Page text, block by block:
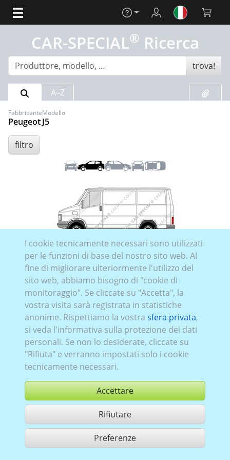
Aiuto Login Carrello
CAR-SPECIAL® Ricerca
trova!
Risultato della ricerca
A–Z
Fabbricante
Peugeot
Modello
J5
filtro
Anteriore
SinistraDestraPosteriore
Tetto
Peug_041:1982–1994,1, porte posteriori a battenti
Vetrata Sinistra lamierato, Destralamierato
Posteriorevetrato
comprare
condividi 1 risultati di ricerca
I cookie tecnicamente necessari sono utilizzati
per le funzioni di base del nostro sito web. Al
fine di migliorare ulteriormente l'utilizzo del
sito web, abbiamo bisogno di "cookie di
monitoraggio". Se cliccate su "Accetta", la
vostra visita sarà registrata in statistiche
anonime. Rispettiamo la vostra sfera privata,
si veda l'informativa sulla protezione dei dati
personali. Se non lo desiderate, cliccate su
"Rifiuta" e verranno impostati solo i cookie
tecnicamente necessari.
Accettare
Rifiutare
Preferenze